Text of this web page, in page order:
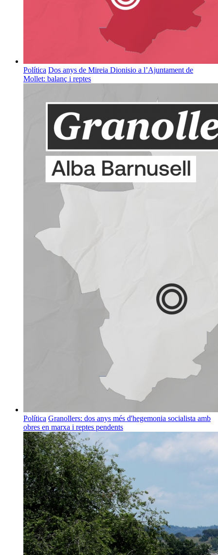
Política Dos anys de Mireia Dionisio a l’Ajuntament de
Mollet: balanç i reptes
Política Granollers: dos anys més d'hegemonia socialista amb
obres en marxa i reptes pendents